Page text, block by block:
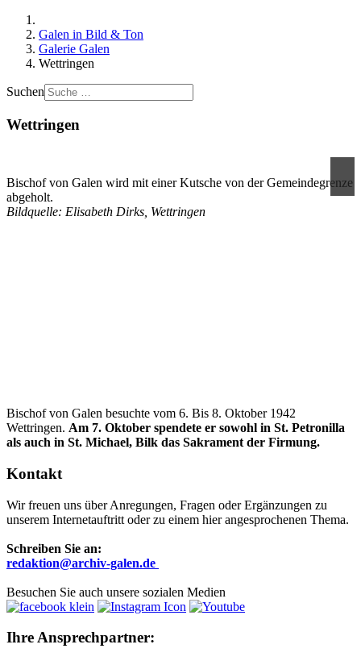
Galen in Bild & Ton
Galerie Galen
Wettringen
Suchen
Wettringen
Bischof von Galen wird mit einer Kutsche von der Gemeindegrenze
abgeholt.
Bildquelle: Elisabeth Dirks, Wettringen
Bischof von Galen besuchte vom 6. Bis 8. Oktober 1942
Wettringen. Am 7. Oktober spendete er sowohl in St. Petronilla
als auch in St. Michael, Bilk das Sakrament der Firmung.
Kontakt
Wir freuen uns über Anregungen, Fragen oder Ergänzungen zu
unserem Internetauftritt oder zu einem hier angesprochenen Thema.
Schreiben Sie an:
redaktion@archiv-galen.de
Besuchen Sie auch unsere sozialen Medien
Ihre Ansprechpartner: